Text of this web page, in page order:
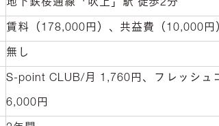
地下鉄桜通線「吹上」駅 徒歩2分
賃料（178,000円）、共益費（10,000
無し
S-point CLUB/月 1,760円、フレッシュ
6,000円